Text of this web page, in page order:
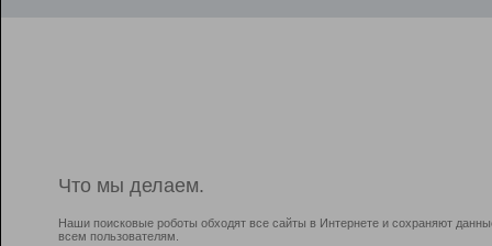
Что мы делаем.
Наши поисковые роботы обходят все сайты в Интернете и сохраняют
всем пользователям.